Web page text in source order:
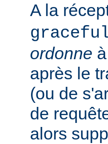
A la
ordonne
après le
(ou de
de
alors